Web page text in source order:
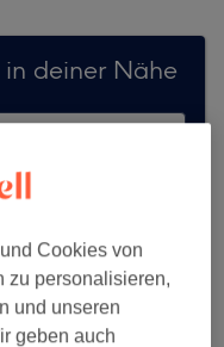
in deiner Nähe
Cookies von
zu personalisieren,
und unseren
geben auch